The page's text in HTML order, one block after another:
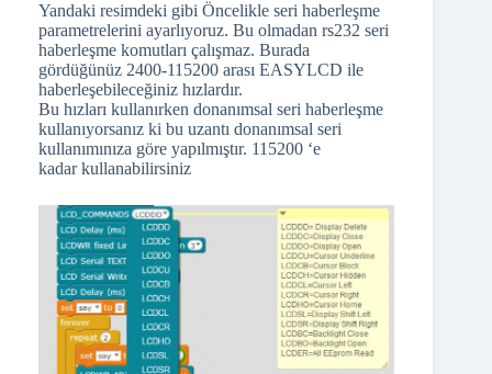
Yandaki resimdeki gibi Öncelikle seri haberleşme
parametrelerini ayarlıyoruz. Bu olmadan rs232 seri
haberleşme komutları çalışmaz. Burada
gördüğünüz 2400-115200 arası EASYLCD ile
haberleşebileceğiniz hızlardır.
Bu hızları kullanırken donanımsal seri haberleşme
kullanıyorsanız ki bu uzantı donanımsal seri
kullanımınıza göre yapılmıştır. 115200 ‘e
kadar kullanabilirsiniz